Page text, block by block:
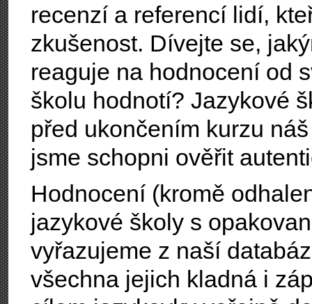
recenzí a referencí lidí,
zkušenost. Dívejte se,
reaguje na hodnocení od
školu hodnotí? Jazykové
před ukončením kurzu
jsme schopni ověřit
Hodnocení (kromě
jazykové školy s
vyřazujeme z naší
všechna jejich kladná i